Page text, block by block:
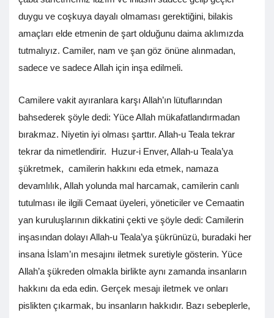
duygu ve coşkuya dayalı olmaması gerektiğini, bilakis
amaçları elde etmenin de şart olduğunu daima aklımızda
tutmalıyız. Camiler, nam ve şan göz önüne alınmadan,
sadece ve sadece Allah için inşa edilmeli.
Camilere vakit ayıranlara karşı Allah’ın lütuflarından
bahsederek şöyle dedi: Yüce Allah mükafatlandırmadan
bırakmaz. Niyetin iyi olması şarttır. Allah-u Teala tekrar
tekrar da nimetlendirir. Huzur-i Enver, Allah-u Teala’ya
şükretmek, camilerin hakkını eda etmek, namaza
devamlılık, Allah yolunda mal harcamak, camilerin canlı
tutulması ile ilgili Cemaat üyeleri, yöneticiler ve Cemaatin
yan kuruluşlarının dikkatini çekti ve şöyle dedi: Camilerin
inşasından dolayı Allah-u Teala’ya şükrünüzü, buradaki her
insana İslam’ın mesajını iletmek suretiyle gösterin. Yüce
Allah’a şükreden olmakla birlikte aynı zamanda insanların
hakkını da eda edin. Gerçek mesajı iletmek ve onları
pislikten çıkarmak, bu insanların hakkıdır. Bazı sebeplerle,